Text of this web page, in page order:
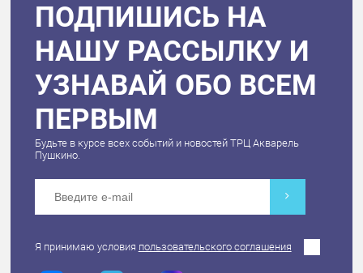
ПОДПИШИСЬ НА
НАШУ РАССЫЛКУ И
УЗНАВАЙ ОБО ВСЕМ
ПЕРВЫМ
Будьте в курсе всех событий и новостей ТРЦ Акварель
Пушкино.
Я принимаю условия пользовательского соглашения